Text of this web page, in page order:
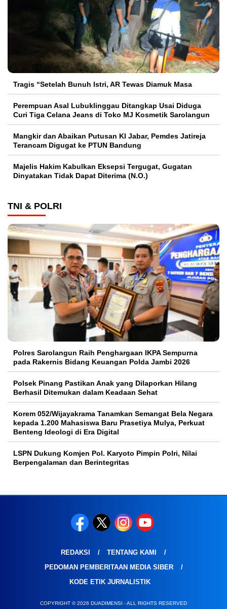
Tragis “Setelah Bunuh Istri, AR Tewas Diamuk Masa
Perempuan Asal Lubuklinggau Ditangkap Usai Diduga
Curi Tiga Celana Jeans di Toko MJ Kosmetik Sarolangun
Mangkir dan Abaikan Putusan KI Jabar, Pemdes Jatireja
Terancam Digugat ke PTUN Bandung
Majelis Hakim Kabulkan Eksepsi Tergugat, Gugatan
Dinyatakan Tidak Dapat Diterima (N.O.)
TNI & POLRI
Polres Sarolangun Raih Penghargaan IKPA Sempurna
pada Rakernis Bidang Keuangan Polda Jambi 2026
Polsek Pinang Pastikan Anak yang Dilaporkan Hilang
Berhasil Ditemukan dalam Keadaan Sehat
Korem 052/Wijayakrama Tanamkan Semangat Bela Negara
kepada 1.200 Mahasiswa Baru Prasetiya Mulya, Perkuat
Benteng Ideologi di Era Digital
LSPN Dukung Komjen Pol. Karyoto Pimpin Polri, Nilai
Berpengalaman dan Berintegritas
REDAKSI
TENTANG KAMI
PEDOMAN PEMBERITAAN MEDIA SIBER
KODE ETIK JURNALISTIK
COPYRIGHT © 2026 DUADIMENSI - ALL RIGHTS RESERVED